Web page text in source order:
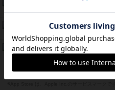
ザ・フラッフィー・ライト
ふたつの城の物語